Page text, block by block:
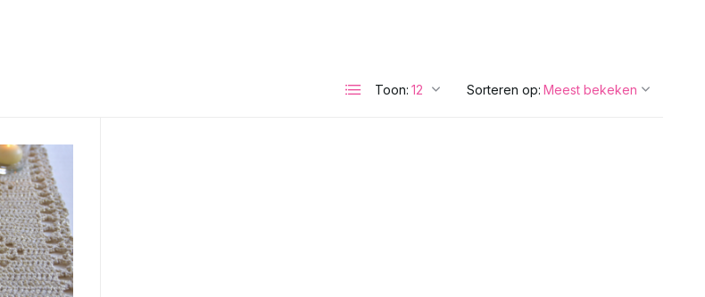
Toon: Sorteren op: